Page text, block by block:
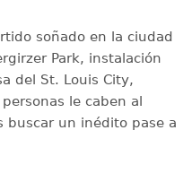
soñado en la ciudad
Park, instalación
del St. Louis City,
le caben al
buscar un inédito pase a